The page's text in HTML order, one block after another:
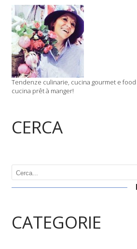
Tendenze culinarie, cucina gourmet e
cucina prêt à manger!
CERCA
CATEGORIE